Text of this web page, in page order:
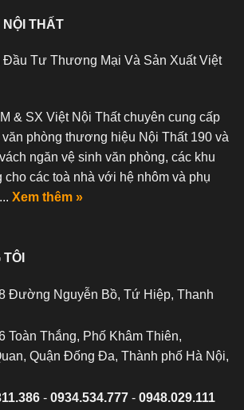
NỘI THẤT
Đầu Tư Thương Mại Và Sản Xuất Việt
& SX Việt Nội Thất chuyên cung cấp
phòng thương hiệu Nội Thất 190 và
ngăn vệ sinh văn phòng, các khu
các toà nhà với hệ nhôm và phụ
Xem thêm »
Đường Nguyễn Bồ, Tứ Hiệp, Thanh
Toàn Thắng, Phố Khâm Thiên,
Quận Đống Đa, Thành phố Hà Nội,
- 0934.534.777- 0948.029.111